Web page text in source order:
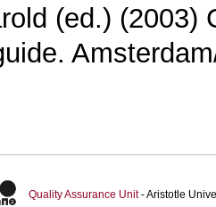
(ed.) (2003)
Quality Assurance Unit- Aristotle